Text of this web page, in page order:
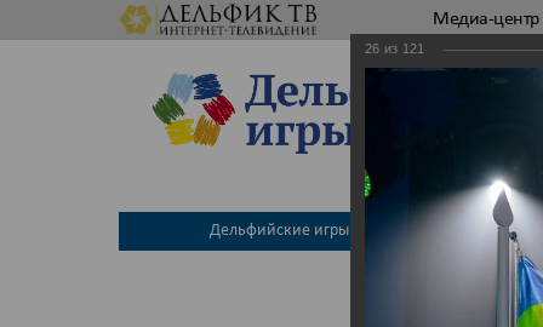
Медиа-центр
Дельфийские игры
26 из 121